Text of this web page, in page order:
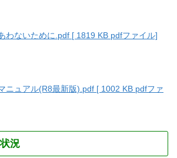
わないために.pdf [ 1819 KB pdfファイル]
ニュアル(R8最新版).pdf [ 1002 KB pdfファ
況